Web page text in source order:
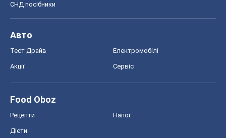
СНД посібники
Авто
Тест Драйв Електромобілі
Акції Сервіс
Food Oboz
Рецепти Напої
Дієти